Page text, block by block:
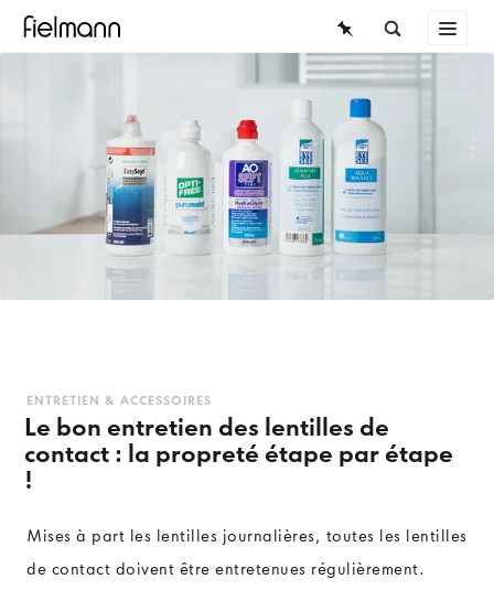
LUNETTES DE SOLEIL
LENTILLES DE CONTACT
CONNAISSANCES
LENTILLES DE CONTACT
Lentilles bimensuelles
Lentilles mensuelles
ENTRETIEN & ACCESSOIRES
Le bon entretien des lentilles de
contact : la propreté étape par étape
!
Mises à part les lentilles journalières, toutes les lentilles
de contact doivent être entretenues régulièrement.